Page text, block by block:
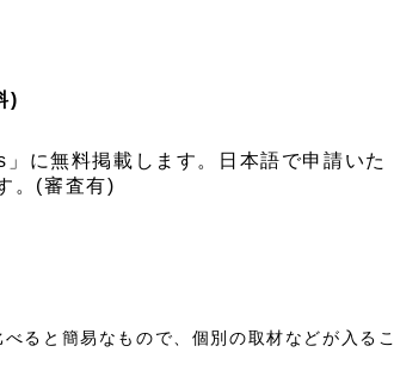
)
に無料掲載します。日本語で申請いた
。(審査有)
ると簡易なもので、個別の取材などが入るこ